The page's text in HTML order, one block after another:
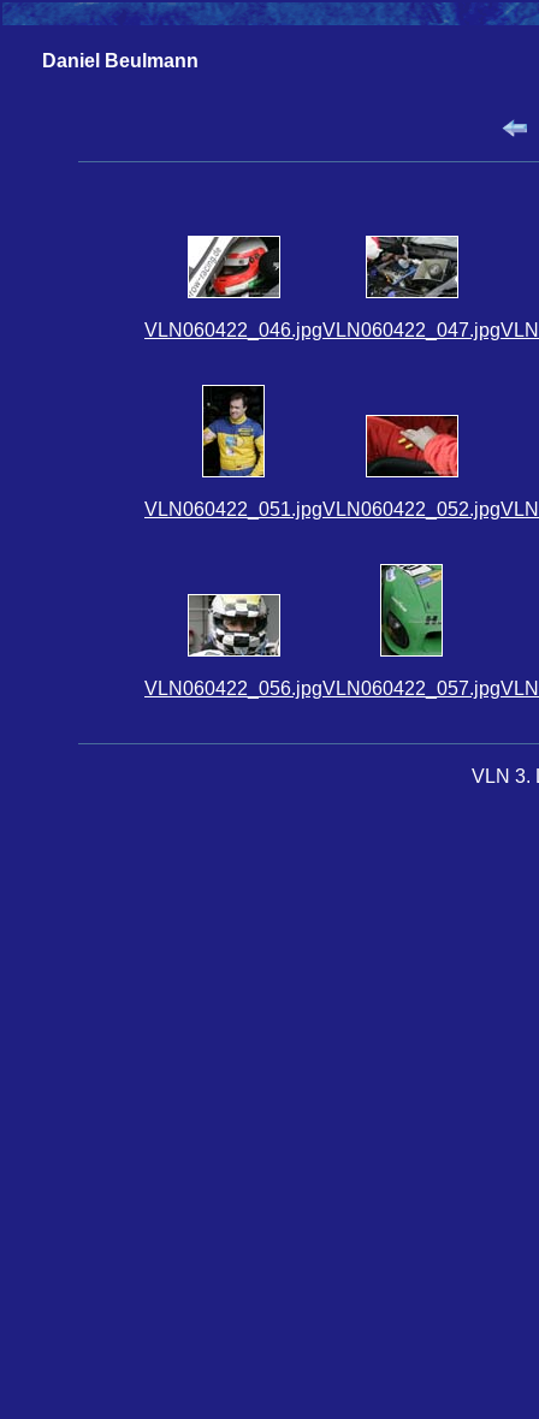
Daniel Beulmann
VLN060422_046.jpgVLN060422_047.jpg
VLN060422_051.jpgVLN060422_052.jpg
VLN060422_056.jpgVLN060422_057.jpg
VLN 3.